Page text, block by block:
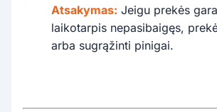
Atsakymas: Jeigu prekės
laikotarpis nepasibaigęs,
arba sugrąžinti pinigai.